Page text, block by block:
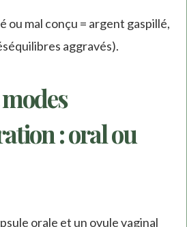
ou mal conçu = argent gaspillé,
aggravés).
: oral ou
orale et un ovule vaginal